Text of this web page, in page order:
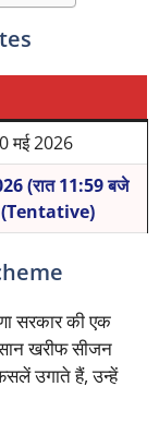
मई 2026
(रात 11:59 बजे
सरकार की एक
खरीफ सीजन
उगाते हैं, उन्हें